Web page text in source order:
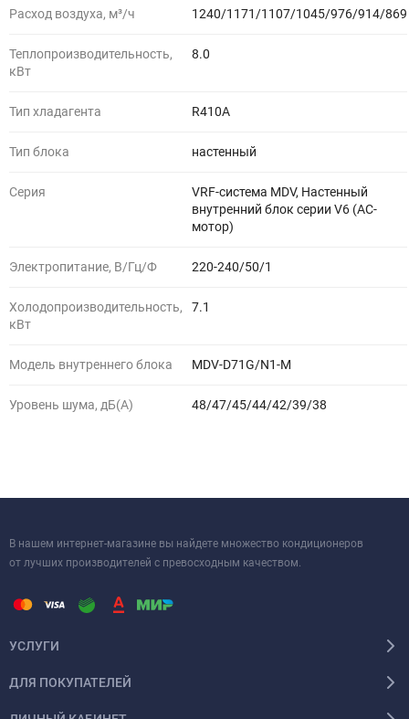
Расход воздуха, м³/ч 1240/1171/1107/1045/976/914/869
Теплопроизводительность,
кВт
8.0
Тип хладагента R410A
Тип блока настенный
Серия
VRF-система MDV, Настенный
внутренний блок серии V6 (AC-
мотор)
Электропитание, В/Гц/Ф 220-240/50/1
Холодопроизводительность,
кВт
7.1
Модель внутреннего блока MDV-D71G/N1-M
Уровень шума, дБ(A) 48/47/45/44/42/39/38
В нашем интернет-магазине вы найдете множество кондиционеров
от лучших производителей с превосходным качеством.
УСЛУГИ
ДЛЯ ПОКУПАТЕЛЕЙ